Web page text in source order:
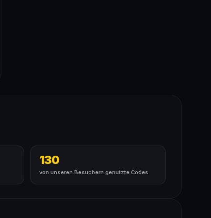
130
von unseren Besuchern genutzte Codes